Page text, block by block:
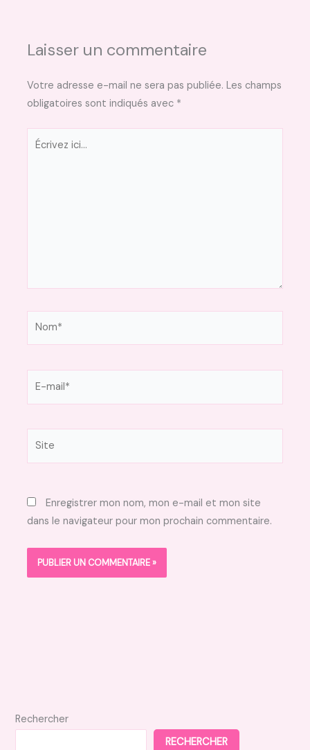
Laisser un commentaire
Votre adresse e-mail ne sera pas publiée. Les champs
obligatoires sont indiqués avec *
Écrivez
Enregistrer mon nom, mon e-mail et mon site
dans le navigateur pour mon prochain commentaire.
Rechercher
RECHERCHER